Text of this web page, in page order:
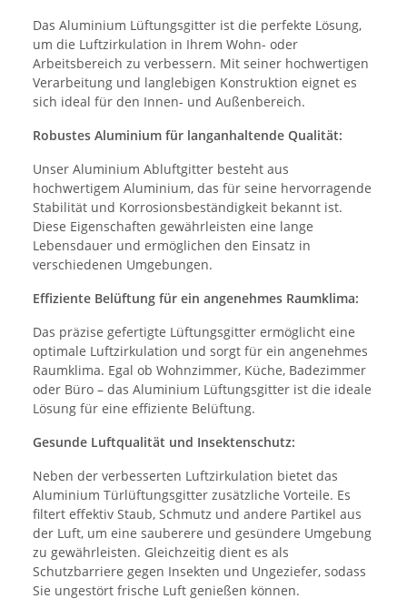
Das Aluminium Lüftungsgitter ist die perfekte Lösung,
um die Luftzirkulation in Ihrem Wohn- oder
Arbeitsbereich zu verbessern. Mit seiner hochwertigen
Verarbeitung und langlebigen Konstruktion eignet es
sich ideal für den Innen- und Außenbereich.
Robustes Aluminium für langanhaltende Qualität:
Unser Aluminium Abluftgitter besteht aus
hochwertigem Aluminium, das für seine hervorragende
Stabilität und Korrosionsbeständigkeit bekannt ist.
Diese Eigenschaften gewährleisten eine lange
Lebensdauer und ermöglichen den Einsatz in
verschiedenen Umgebungen.
Effiziente Belüftung für ein angenehmes Raumklima:
Das präzise gefertigte Lüftungsgitter ermöglicht eine
optimale Luftzirkulation und sorgt für ein angenehmes
Raumklima. Egal ob Wohnzimmer, Küche, Badezimmer
oder Büro – das Aluminium Lüftungsgitter ist die ideale
Lösung für eine effiziente Belüftung.
Gesunde Luftqualität und Insektenschutz:
Neben der verbesserten Luftzirkulation bietet das
Aluminium Türlüftungsgitter zusätzliche Vorteile. Es
filtert effektiv Staub, Schmutz und andere Partikel aus
der Luft, um eine sauberere und gesündere Umgebung
zu gewährleisten. Gleichzeitig dient es als
Schutzbarriere gegen Insekten und Ungeziefer, sodass
Sie ungestört frische Luft genießen können.